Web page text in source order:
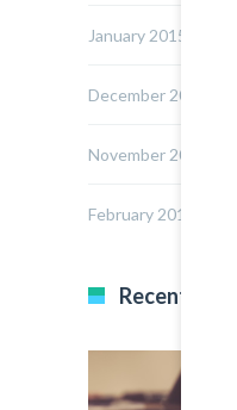
January 2015
December 2014
November 2014
February 2014
Recent Posts